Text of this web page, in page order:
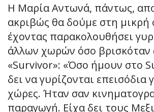
Η Μαρία Αντωνά, πάντως,
ακριβώς θα δούμε στη μικρή
έχοντας παρακολουθήσει
άλλων χωρών όσο βρισκόταν
«Survivor»: «Όσο ήμουν στο
δει να γυρίζονται επεισόδια
χώρες. Ήταν σαν
παραγωγή. Είχα δει τους